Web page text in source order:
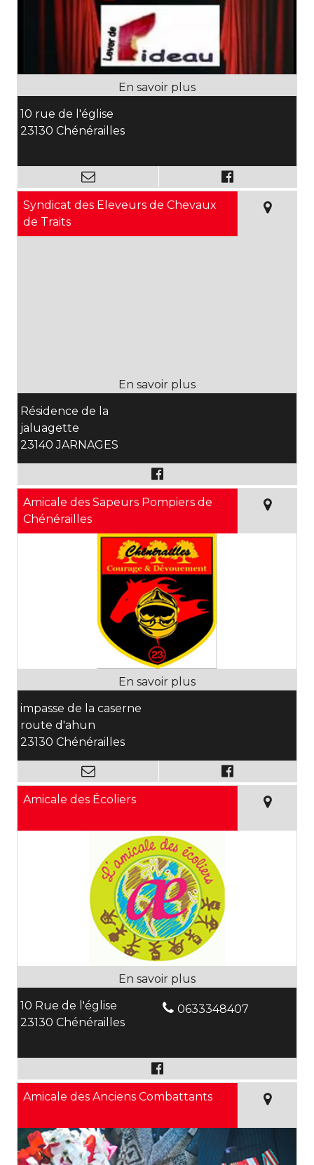
10 rue de l'église
23130 Chénérailles
Syndicat des Eleveurs de Chevaux
de Traits
Résidence de la
jaluagette
23140 JARNAGES
Amicale des Sapeurs Pompiers de
Chénérailles
impasse de la caserne
route d'ahun
23130 Chénérailles
Amicale des Écoliers
10 Rue de l'église
23130 Chénérailles
0633348407
Amicale des Anciens Combattants